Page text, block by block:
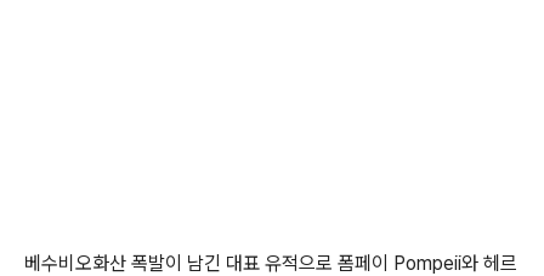
베수비오화산 폭발이 남긴 대표 유적으로 폼페이 Pompeii와 헤르